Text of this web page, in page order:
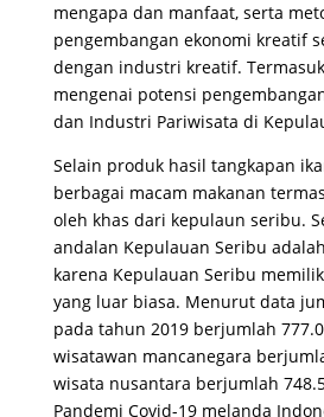
mengapa dan manfaat, serta
pengembangan ekonomi kreatif
dengan industri kreatif.
mengenai potensi
dan Industri Pariwisata di
Selain produk hasil tangkapan
berbagai macam makanan
oleh khas dari kepulaun seribu.
andalan Kepulauan Seribu
karena Kepulauan Seribu
yang luar biasa. Menurut data
pada tahun 2019 berjumlah
wisatawan mancanegara
wisata nusantara berjumlah
Pandemi Covid-19 melanda